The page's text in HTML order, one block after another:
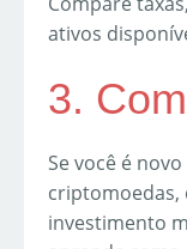
ativos
3.
Se você é
criptomoedas,
investimento